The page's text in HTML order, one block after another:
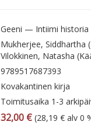
Geeni — Intiimi historia
Mukherjee, Siddhartha
Vilokkinen, Natasha
9789517687393
Kovakantinen kirja
Toimitusaika 1-3
32,00 € (28,19 € alv 0